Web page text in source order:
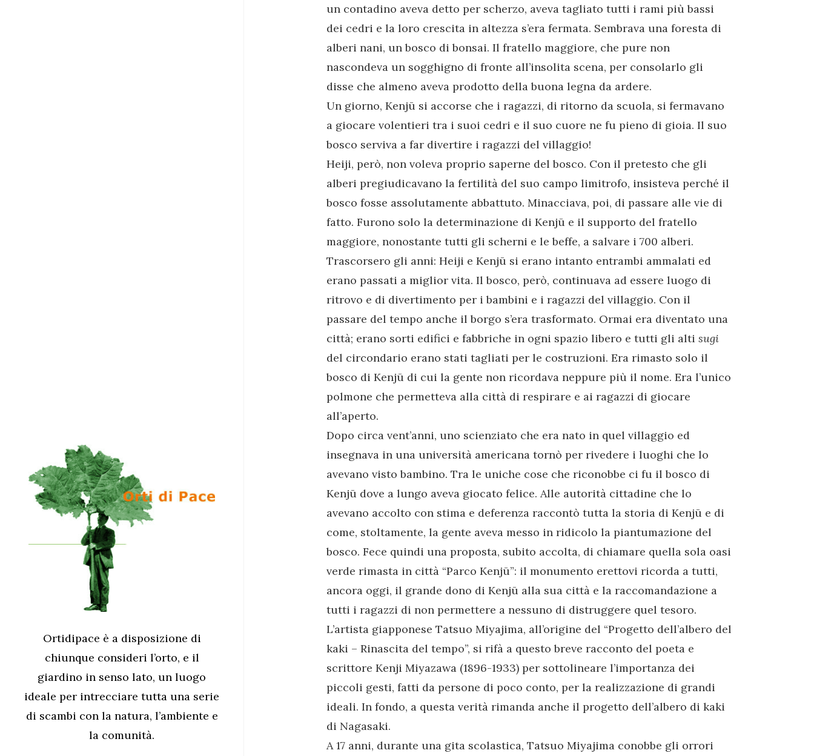
Ortidipace è a disposizione di
chiunque consideri l’orto, e il
giardino in senso lato, un luogo
ideale per intrecciare tutta una serie
di scambi con la natura, l’ambiente e
la comunità.
un contadino aveva detto per scherzo, aveva tagliato tutti i rami più bassi
dei cedri e la loro crescita in altezza s’era fermata. Sembrava una foresta di
alberi nani, un bosco di bonsai. Il fratello maggiore, che pure non
nascondeva un sogghigno di fronte all’insolita scena, per consolarlo gli
disse che almeno aveva prodotto della buona legna da ardere.
Un giorno, Kenjū si accorse che i ragazzi, di ritorno da scuola, si fermavano
a giocare volentieri tra i suoi cedri e il suo cuore ne fu pieno di gioia. Il suo
bosco serviva a far divertire i ragazzi del villaggio!
Heiji, però, non voleva proprio saperne del bosco. Con il pretesto che gli
alberi pregiudicavano la fertilità del suo campo limitrofo, insisteva perché il
bosco fosse assolutamente abbattuto. Minacciava, poi, di passare alle vie di
fatto. Furono solo la determinazione di Kenjū e il supporto del fratello
maggiore, nonostante tutti gli scherni e le beffe, a salvare i 700 alberi.
Trascorsero gli anni: Heiji e Kenjū si erano intanto entrambi ammalati ed
erano passati a miglior vita. Il bosco, però, continuava ad essere luogo di
ritrovo e di divertimento per i bambini e i ragazzi del villaggio. Con il
passare del tempo anche il borgo s’era trasformato. Ormai era diventato una
città; erano sorti edifici e fabbriche in ogni spazio libero e tutti gli alti sugi
del circondario erano stati tagliati per le costruzioni. Era rimasto solo il
bosco di Kenjū di cui la gente non ricordava neppure più il nome. Era l’unico
polmone che permetteva alla città di respirare e ai ragazzi di giocare
all’aperto.
Dopo circa vent’anni, uno scienziato che era nato in quel villaggio ed
insegnava in una università americana tornò per rivedere i luoghi che lo
avevano visto bambino. Tra le uniche cose che riconobbe ci fu il bosco di
Kenjū dove a lungo aveva giocato felice. Alle autorità cittadine che lo
avevano accolto con stima e deferenza raccontò tutta la storia di Kenjū e di
come, stoltamente, la gente aveva messo in ridicolo la piantumazione del
bosco. Fece quindi una proposta, subito accolta, di chiamare quella sola oasi
verde rimasta in città “Parco Kenjū”: il monumento erettovi ricorda a tutti,
ancora oggi, il grande dono di Kenjū alla sua città e la raccomandazione a
tutti i ragazzi di non permettere a nessuno di distruggere quel tesoro.
L’artista giapponese Tatsuo Miyajima, all’origine del “Progetto dell’albero del
kaki – Rinascita del tempo”, si rifà a questo breve racconto del poeta e
scrittore Kenji Miyazawa (1896-1933) per sottolineare l’importanza dei
piccoli gesti, fatti da persone di poco conto, per la realizzazione di grandi
ideali. In fondo, a questa verità rimanda anche il progetto dell’albero di kaki
di Nagasaki.
A 17 anni, durante una gita scolastica, Tatsuo Miyajima conobbe gli orrori